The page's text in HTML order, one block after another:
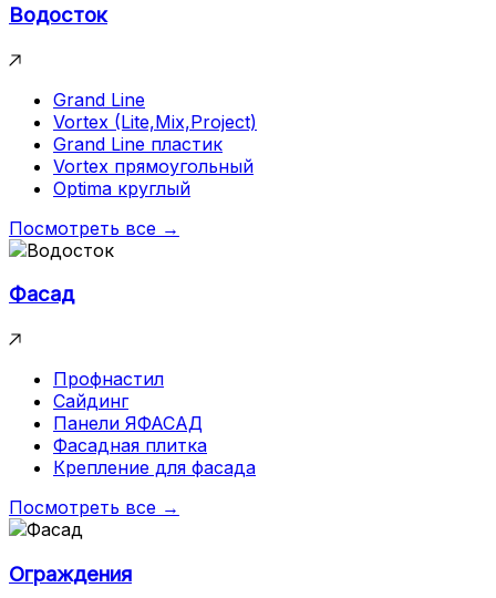
Водосток
Grand Line
Vortex (Lite,Mix,Project)
Grand Line пластик
Vortex прямоугольный
Optima круглый
Посмотреть все →
Фасад
Профнастил
Сайдинг
Панели ЯФАСАД
Фасадная плитка
Крепление для фасада
Посмотреть все →
Ограждения